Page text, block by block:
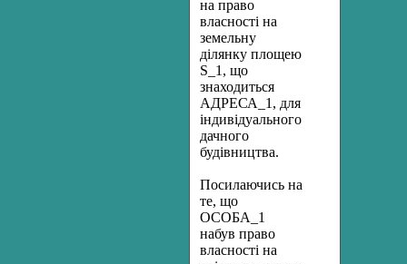
на право
власності на
земельну
ділянку площею
S_1, що
знаходиться
АДРЕСА_1, для
індивідуального
дачного
будівництва.
Посилаючись на
те, що
ОСОБА_1
набув право
власності на